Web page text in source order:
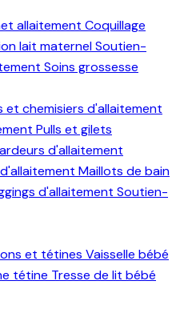
allaitement Coquillage
lait maternelSoutien-
Soins grossesse
et chemisiers d'allaitement
Pulls et gilets
d'allaitement
Maillots de bain
d'allaitement Soutien-
et tétines Vaisselle bébé
tétine Tresse de lit bébé